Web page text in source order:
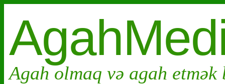
Agah olmaq və agah